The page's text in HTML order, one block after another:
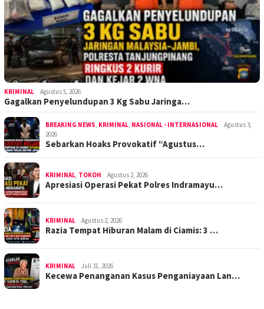
KRIMINAL Agustus 5, 2026
Gagalkan Penyelundupan 3 Kg Sabu Jaringa…
BREAKING NEWS, KRIMINAL, NASIONAL - INTERNASIONAL
Agustus 3,
2026
Sebarkan Hoaks Provokatif “Agustus…
KRIMINAL, TOKOH Agustus 2, 2026
Apresiasi Operasi Pekat Polres Indramayu…
KRIMINAL Agustus 2, 2026
Razia Tempat Hiburan Malam di Ciamis: 3 …
KRIMINAL Juli 31, 2026
Kecewa Penanganan Kasus Penganiayaan Lan…